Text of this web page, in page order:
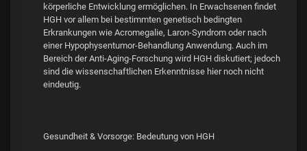
körperliche Entwicklung ermöglichen. In Erwachsenen findet
HGH vor allem bei bestimmten genetisch bedingten
Erkrankungen wie Acromegalie, Laron-Syndrom oder nach
einer Hypophysentumor-Behandlung Anwendung. Auch im
Bereich der Anti-Aging-Forschung wird HGH diskutiert; jedoch
sind die wissenschaftlichen Erkenntnisse hier noch nicht
eindeutig.
Gesundheit & Vorsorge: Bedeutung von HGH